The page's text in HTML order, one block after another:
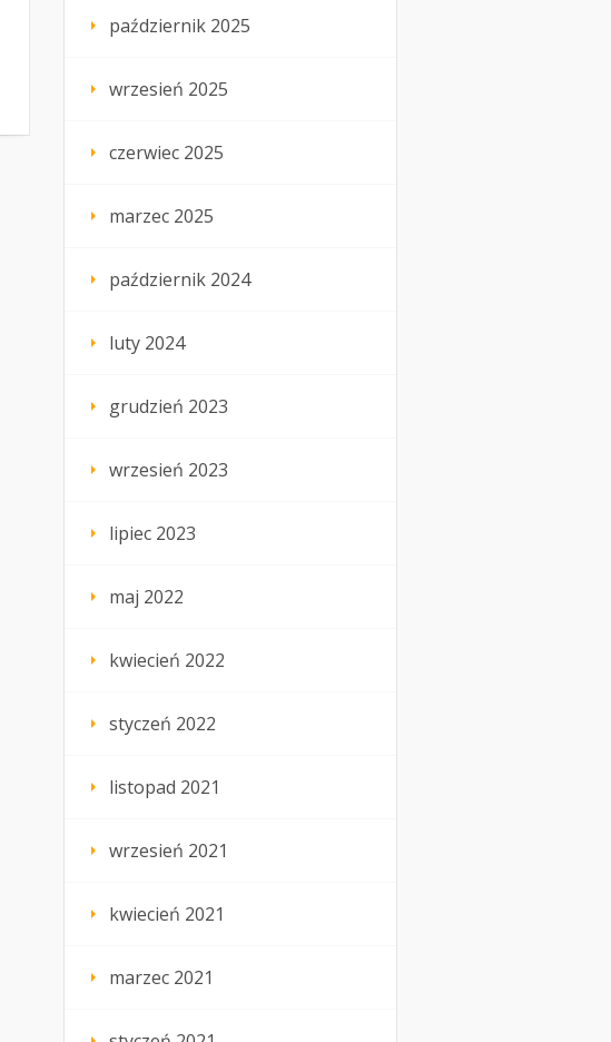
październik 2025
wrzesień 2025
czerwiec 2025
marzec 2025
październik 2024
luty 2024
grudzień 2023
wrzesień 2023
lipiec 2023
maj 2022
kwiecień 2022
styczeń 2022
listopad 2021
wrzesień 2021
kwiecień 2021
marzec 2021